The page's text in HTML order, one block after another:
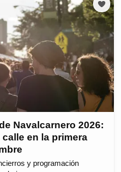
Navalcarnero 2026:
en la primera
y programación